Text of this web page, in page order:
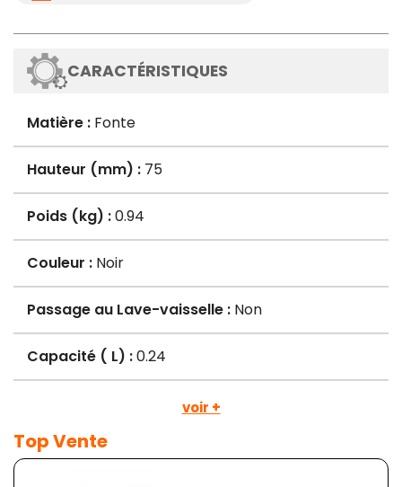
CARACTÉRISTIQUES
Matière : Fonte
Hauteur (mm) : 75
Poids (kg) :0.94
Couleur : Noir
Passage au Lave-vaisselle : Non
Capacité ( L) :0.24
voir +
Top Vente